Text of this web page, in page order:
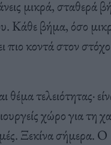
μικρά, σταθερά
Κάθε βήμα, όσο
πιο κοντά στον
θέμα τελειότητας·
χώρο για τη
Ξεκίνα σήμερα. Ο